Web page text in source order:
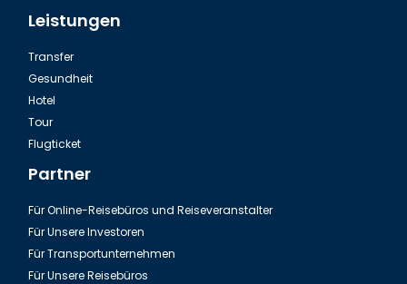
Leistungen
Transfer
Gesundheit
Hotel
Tour
Flugticket
Partner
Für Online-Reisebüros und Reiseveranstalter
Für Unsere Investoren
Für Transportunternehmen
Für Unsere Reisebüros